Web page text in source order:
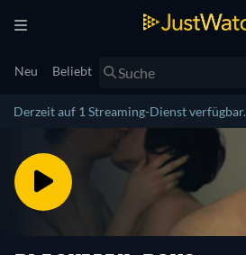
Neu Beliebt
Derzeit auf 1 Streaming-Dienst verfügbar.